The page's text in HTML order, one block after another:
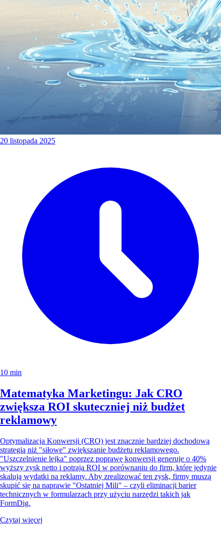
20 listopada 2025
10 min
Matematyka Marketingu: Jak CRO
zwiększa ROI skuteczniej niż budżet
reklamowy
Optymalizacja Konwersji (CRO) jest znacznie bardziej dochodową
strategią niż "siłowe" zwiększanie budżetu reklamowego.
"Uszczelnienie lejka" poprzez poprawę konwersji generuje o 40%
wyższy zysk netto i potraja ROI w porównaniu do firm, które jedynie
skalują wydatki na reklamy. Aby zrealizować ten zysk, firmy muszą
skupić się na naprawie "Ostatniej Mili" – czyli eliminacji barier
technicznych w formularzach przy użyciu narzędzi takich jak
FormDig.
Czytaj więcej